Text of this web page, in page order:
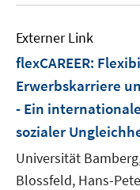
Externer Link
flexCAREER:
Erwerbskarriere
- Ein
sozialer
Universität
Blossfeld, Hans-